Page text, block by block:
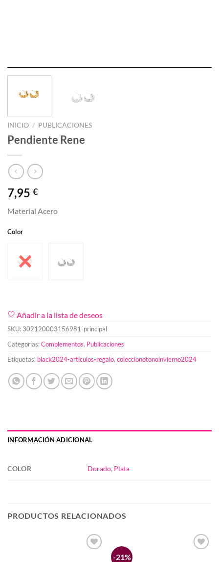
INICIO / PUBLICACIONES
Pendiente Rene
7,95 €
Material Acero
Color
Añadir a la lista de deseos
SKU: 302120003156981-principal
Categorías:Complementos, Publicaciones
Etiquetas: black2024-articulos-regalo, coleccionotonoinvierno2024
INFORMACIÓN ADICIONAL
COLOR Dorado, Plata
PRODUCTOS RELACIONADOS
-21%